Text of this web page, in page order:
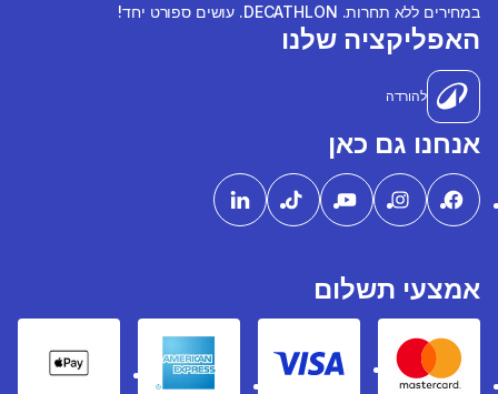
במחירים ללא תחרות. DECATHLON. עושים ספורט יחד!
האפליקציה שלנו
להורדה
אנחנו גם כאן
אמצעי תשלום
Mastercard
Visa
American express
Pay